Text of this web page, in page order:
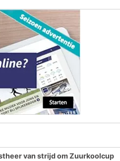
van strijd om Zuurkoolcup